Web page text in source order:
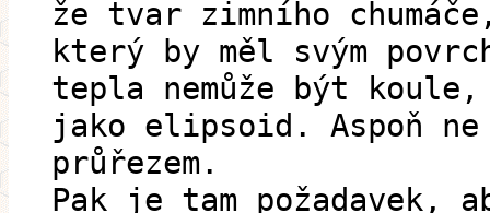
že tvar zimního
který by měl svým
tepla nemůže být
jako elipsoid. Aspoň
průřezem.
Pak je tam požadavek,